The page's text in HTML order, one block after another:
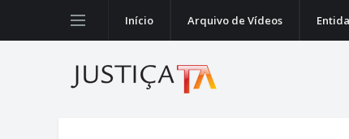
Início Arquivo de Vídeos